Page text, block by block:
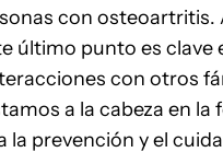
con osteoartritis.
último punto es clave
con otros
a la cabeza en
prevención y el